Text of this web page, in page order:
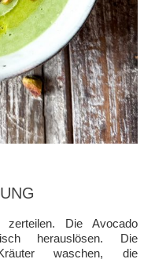
Die Avocado
herauslösen. Die
waschen, die